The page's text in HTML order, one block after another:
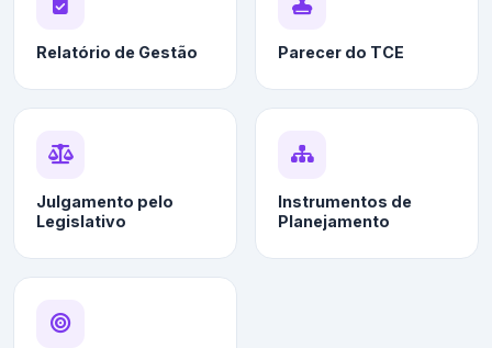
Relatório de Gestão Parecer do TCE
Julgamento pelo
Legislativo
Instrumentos de
Planejamento